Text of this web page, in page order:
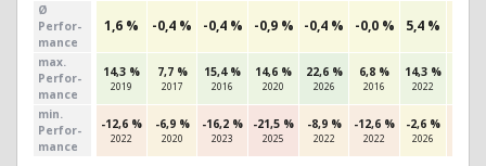
Ø
Perfor­
mance
1,6 % -0,4 % -0,4 % -0,9 % -0,4 % -0,0 % 5,4 %
max.
Per­for­
mance
14,3 %
2019
7,7 %
2017
15,4 %
2016
14,6 %
2020
22,6 %
2026
6,8 %
2016
14,3 %
2022
min.
Per­for­
mance
-12,6 %
2022
-6,9 %
2020
-16,2 %
2023
-21,5 %
2025
-8,9 %
2022
-12,6 %
2022
-2,6 %
2026